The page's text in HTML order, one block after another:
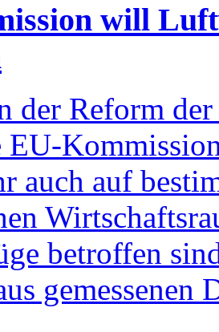
will
der Reform
EU-
auch auf
betroffen
gemessenen